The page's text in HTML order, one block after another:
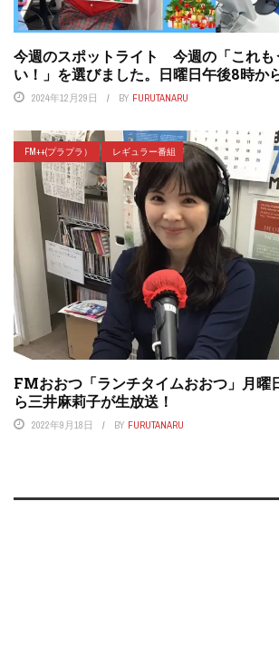
今週のスポットライト 今週の「これも
い！」を選びました。日曜日午後8時か
2024年12月29日 BY FURUTANARU
FM++(プラプラ） レギュラー番組
FMおおつ「ランチタイムおおつ」月曜
ら三井麻莉子が生放送！
2022年9月18日 BY FURUTANARU